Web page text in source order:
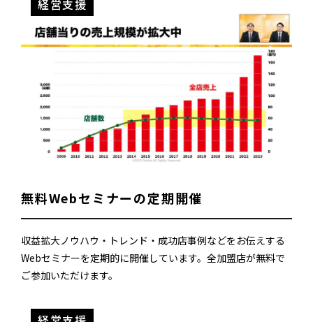
経営支援
無料Webセミナーの定期開催
収益拡大ノウハウ・トレンド・成功店事例などをお伝えする
Webセミナーを定期的に開催しています。全加盟店が無料で
ご参加いただけます。